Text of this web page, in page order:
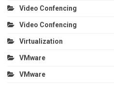
Video Confencing
Video Confencing
Virtualization
VMware
VMware